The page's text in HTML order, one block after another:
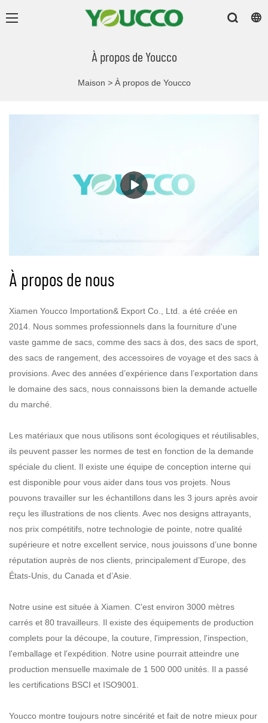
À propos de Youcco
Maison > À propos de Youcco
À propos de nous
Xiamen Youcco Importation& Export Co., Ltd. a été créée en
2014. Nous sommes professionnels dans la fourniture d'une
vaste gamme de sacs, comme des sacs à dos, des sacs de sport,
des sacs de rangement, des accessoires de voyage et des sacs à
provisions. Avec des années d’expérience dans l’exportation dans
le domaine des sacs, nous connaissons bien la demande actuelle
du marché.
Les matériaux que nous utilisons sont écologiques et réutilisables,
ils peuvent passer les normes de test en fonction de la demande
spéciale du client. Il existe une équipe de conception interne qui
est disponible pour vous aider dans tous vos projets. Nous
pouvons travailler sur les échantillons dans les 3 jours après avoir
reçu les illustrations de nos clients. Avec nos designs attrayants,
nos prix compétitifs, notre technologie de pointe, notre qualité
supérieure et notre excellent service, nous jouissons d’une bonne
réputation auprès de nos clients, principalement d’Europe, des
États-Unis, du Canada et d’Asie.
Notre usine est située à Xiamen. C'est environ 3000 mètres
carrés et 80 travailleurs. Il existe des équipements de production
complets pour la découpe, la couture, l'impression, l'inspection,
l'emballage et l'expédition. Notre usine pourrait atteindre une
production mensuelle maximale de 1 500 000 unités. Il a passé
les certifications BSCI et ISO9001.
Youcco montre toujours notre sincérité et fait de notre mieux pour